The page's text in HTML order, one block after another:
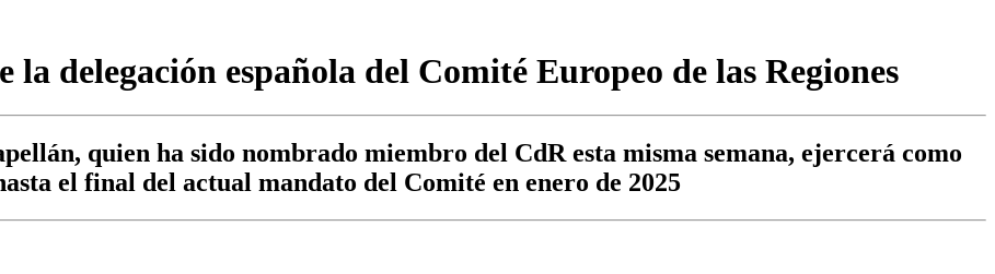
delegación española del Comité Europeo de las Regiones
quien ha sido nombrado miembro del CdR esta misma semana, ejercerá como
el final del actual mandato del Comité en enero de 2025